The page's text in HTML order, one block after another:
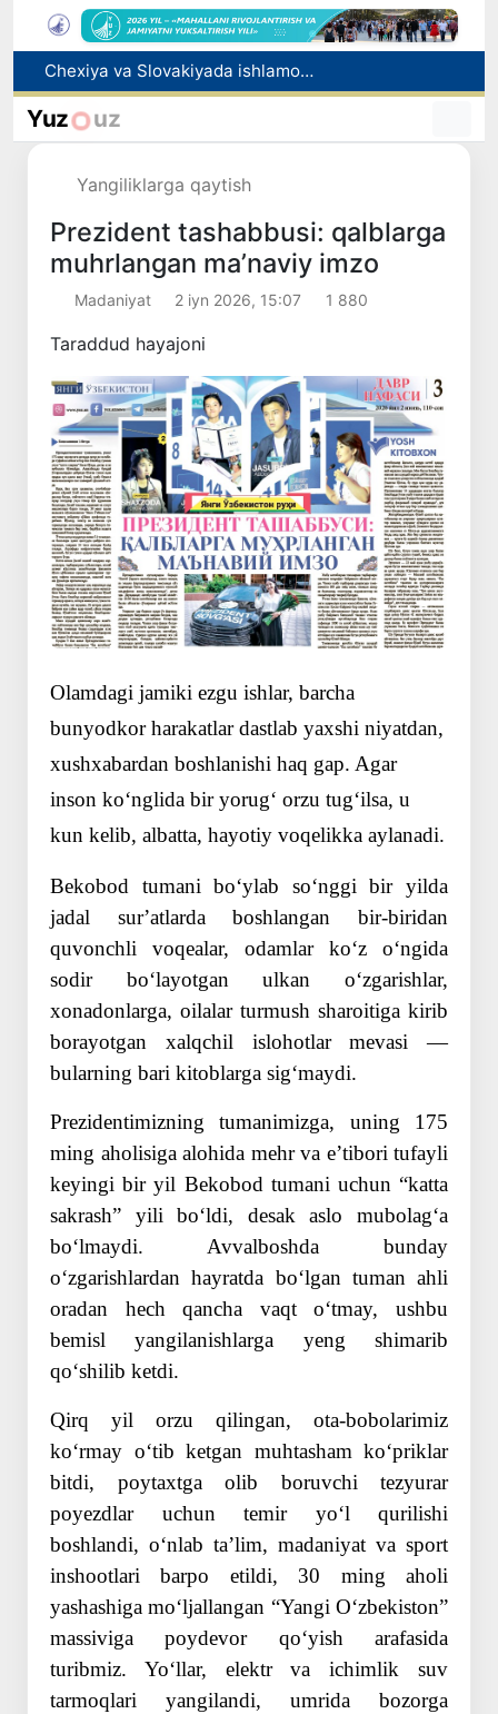
Bolaning familiyasiga otasining ismini berishga ruxsat beriladi
Behruz Karimov faoliyatini Shveytsariyaning «Lugano» klubida davom ettiradi
Yuz uz
Yangiliklarga qaytish
Prezident tashabbusi: qalblarga
muhrlangan maʼnaviy imzo
Madaniyat 2 iyn 2026, 15:07 1 880
Taraddud hayajoni
Olamdagi jamiki ezgu ishlar, barcha
bunyodkor harakatlar dastlab yaxshi niyatdan,
xushxabardan boshlanishi haq gap. Agar
inson koʻnglida bir yorugʻ orzu tugʻilsa, u
kun kelib, albatta, hayotiy voqelikka aylanadi.
Bekobod tumani boʻylab soʻnggi bir yilda
jadal surʼatlarda boshlangan bir-biridan
quvonchli voqealar, odamlar koʻz oʻngida
sodir boʻlayotgan ulkan oʻzgarishlar,
xonadonlarga, oilalar turmush sharoitiga kirib
borayotgan xalqchil islohotlar mevasi —
bularning bari kitoblarga sigʻmaydi.
Prezidentimizning tumanimizga, uning 175
ming aholisiga alohida mehr va eʼtibori tufayli
keyingi bir yil Bekobod tumani uchun “katta
sakrash” yili boʻldi, desak aslo mubolagʻa
boʻlmaydi. Avvalboshda bunday
oʻzgarishlardan hayratda boʻlgan tuman ahli
oradan hech qancha vaqt oʻtmay, ushbu
bemisl yangilanishlarga yeng shimarib
qoʻshilib ketdi.
Qirq yil orzu qilingan, ota-bobolarimiz
koʻrmay oʻtib ketgan muhtasham koʻp­riklar
bitdi, poytaxtga olib boruvchi tez­yurar
poyezdlar uchun temir yoʻl qurilishi
boshlandi, oʻnlab taʼlim, madaniyat va sport
inshootlari barpo etildi, 30 ming aholi
yashashiga moʻljallangan “Yangi Oʻzbekiston”
massiviga poydevor qoʻyish arafasida
turibmiz. Yoʻllar, elektr va ichimlik suv
tarmoqlari yangilandi, umrida bozorga